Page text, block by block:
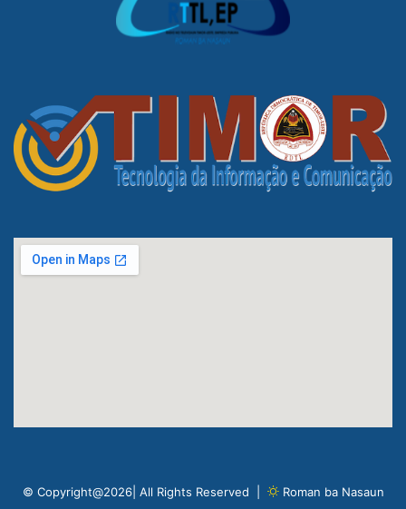
© Copyright@2026| All Rights Reserved | Roman ba Nasaun